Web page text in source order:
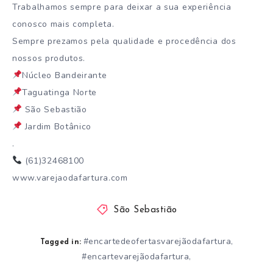
Trabalhamos sempre para deixar a sua experiência
conosco mais completa.
Sempre prezamos pela qualidade e procedência dos
nossos produtos.
Núcleo Bandeirante
Taguatinga Norte
São Sebastião
Jardim Botânico
.
(61)32468100
www.varejaodafartura.com
São Sebastião
Tagged in: #encartedeofertasvarejãodafartura,
#encartevarejãodafartura,